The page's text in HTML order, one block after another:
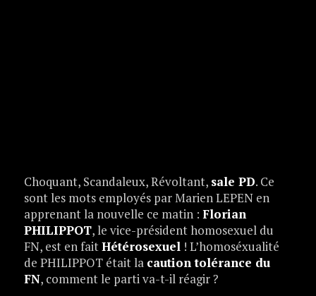
Choquant, Scandaleux, Révoltant, sale PD. Ce
sont les mots employés par Marien LEPEN en
apprenant la nouvelle ce matin : Florian
PHILIPPOT, le vice-président homosexuel du
FN, est en faitHétérosexuel! L’homoséxualité
de PHILIPPOT était la caution tolérance du
FN, comment le parti va-t-il réagir ?